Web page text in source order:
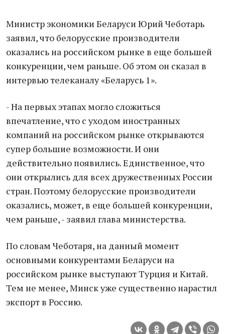
Министр экономики Беларуси Юрий Чеботарь
заявил, что белорусские производители
оказались на российском рынке в еще большей
конкуренции, чем раньше. Об этом он сказал в
интервью телеканалу «Беларусь 1».
- На первых этапах могло сложиться
впечатление, что с уходом иностранных
компаний на российском рынке открываются
супер большие возможности. И они
действительно появились. Единственное, что
они открылись для всех дружественных России
стран. Поэтому белорусские производители
оказались, может, в еще большей конкуренции,
чем раньше, - заявил глава министерства.
По словам Чеботаря, на данный момент
основными конкурентами Беларуси на
российском рынке выступают Турция и Китай.
Тем не менее, Минск уже существенно нарастил
экспорт в Россию.